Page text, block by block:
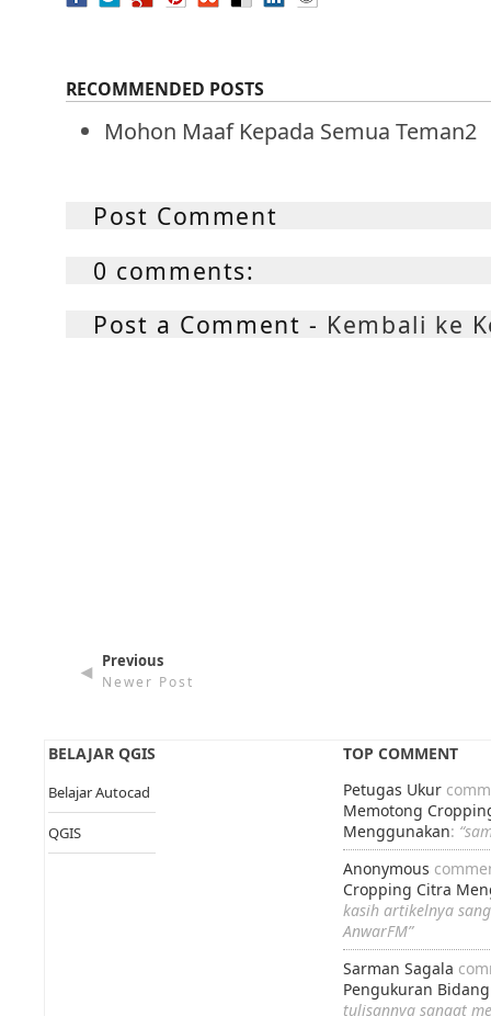
RECOMMENDED POSTS
Mohon Maaf Kepada Semua Teman2
Post Comment
0 comments:
Post a Comment - Kembali ke
◄ Previous
Newer Post
BELAJAR QGIS
Belajar Autocad
QGIS
TOP COMMENT
Petugas Ukur
Memotong
Menggunakan:
Anonymous
Cropping Citra
kasih artikelnya
AnwarFM”
Sarman Sagala
Pengukuran
tulisannya sangat